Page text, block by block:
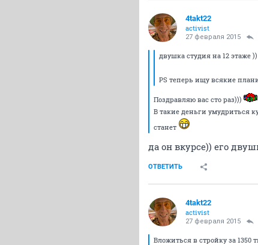
4takt22
activist
27 февраля 2015
двушка студия на 12 этаже ))
PS теперь ищу всякие
Поздравляю вас сто раз)))
В такие деньги умудриться
станет
да он вкурсе)) его
ОТВЕТИТЬ
4takt22
activist
27 февраля 2015
Вложиться в стройку за 1350